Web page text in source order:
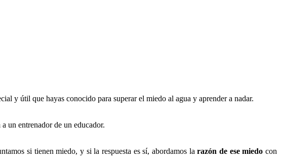
y útil que hayas conocido para superar el miedo al agua y aprender a nadar.
un entrenador de un educador.
si tienen miedo, y si la respuesta es sí, abordamos larazón de ese miedo con